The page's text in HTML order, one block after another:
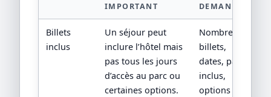
IMPORTANT
DEMANDER
Billets
inclus
Un séjour peut
inclure l’hôtel mais
pas tous les jours
d’accès au parc ou
certaines options.
Nombre de
billets,
dates, parcs
inclus,
options et